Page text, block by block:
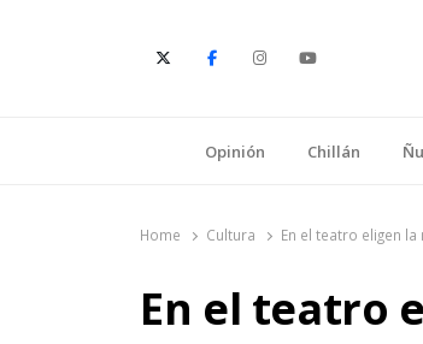
Opinión
Chillán
Home Cultura En el teatro eligen
En el teatro